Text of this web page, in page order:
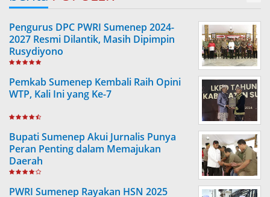
Pengurus DPC PWRI Sumenep 2024-
2027 Resmi Dilantik, Masih Dipimpin
Rusydiyono
Pemkab Sumenep Kembali Raih Opini
WTP, Kali Ini yang Ke-7
Bupati Sumenep Akui Jurnalis Punya
Peran Penting dalam Memajukan
Daerah
PWRI Sumenep Rayakan HSN 2025